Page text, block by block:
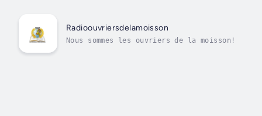
Radioouvriersdelamoisson
Nous sommes les ouvriers de la moisson!